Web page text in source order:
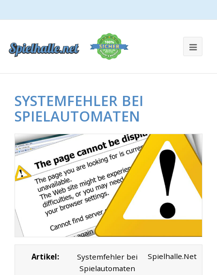
SYSTEMFEHLER BEI
SPIELAUTOMATEN
Artikel:
Systemfehler bei
Spielautomaten
Spielhalle.Net